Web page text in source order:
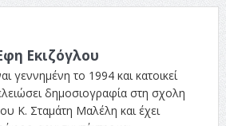
Εκιζόγλου
γεννημένη το 1994 και κατοικεί
δημοσιογραφία στη σχολη
Κ. Σταμάτη Μαλέλη και έχει